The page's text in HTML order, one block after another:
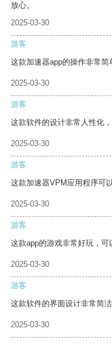
放心。
2025-03-30
游客
这款加速器app的操作非常简
2025-03-30
游客
这款软件的设计非常人性化
2025-03-30
游客
这款加速器VPM应用程序可
2025-03-30
游客
这款app的游戏非常好玩，可
2025-03-30
游客
这款软件的界面设计非常简洁
2025-03-30